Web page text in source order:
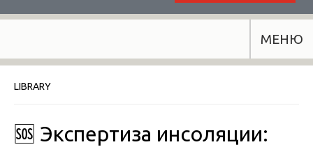
МЕНЮ
LIBRARY
🆘 Экспертиза инсоляции: